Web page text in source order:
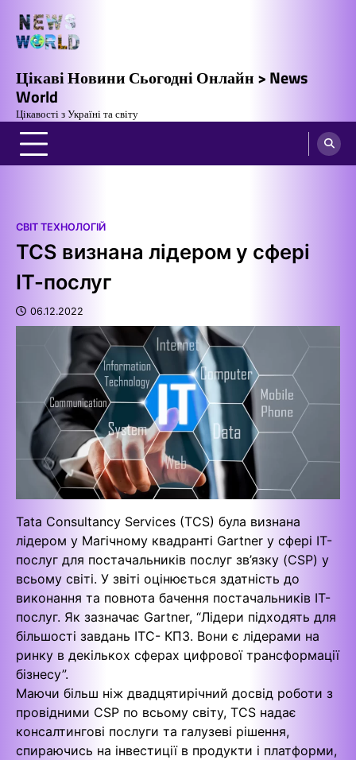
вмісту
Цікаві Новини Сьогодні Онлайн > News
World
Цікавості з Україні та світу
СВІТ ТЕХНОЛОГІЙ
TCS визнана лідером у сфері
ІТ-послуг
06.12.2022
Tata Consultancy Services (TCS) була визнана
лідером у Магічному квадранті Gartner у сфері ІТ-
послуг для постачальників послуг зв’язку (CSP) у
всьому світі. У звіті оцінюється здатність до
виконання та повнота бачення постачальників ІТ-
послуг. Як зазначає Gartner, “Лідери підходять для
більшості завдань ІТС- КПЗ. Вони є лідерами на
ринку в декількох сферах цифрової трансформації
бізнесу”.
Маючи більш ніж двадцятирічний досвід роботи з
провідними CSP по всьому світу, TCS надає
консалтингові послуги та галузеві рішення,
спираючись на інвестиції в продукти і платформи,